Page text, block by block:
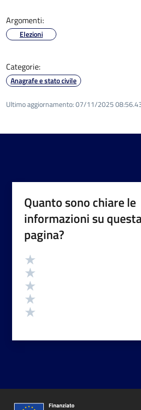
Argomenti:
Elezioni
Categorie:
Anagrafe e stato civile
Ultimo aggiornamento:07/11/2025
Quanto sono chiare le
informazioni su
pagina?
Valutazione